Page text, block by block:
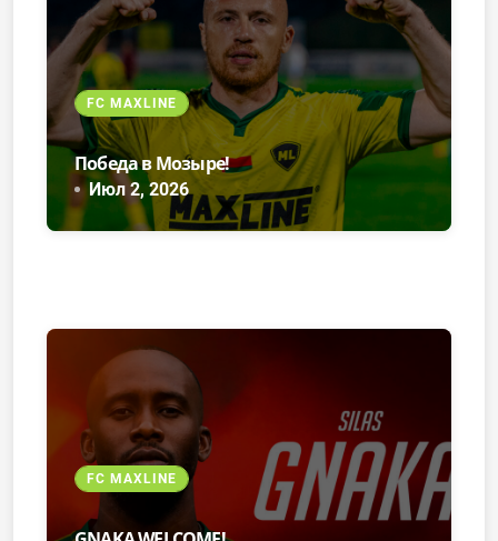
FC MAXLINE
Победа в Мозыре!
Июл 2, 2026
FC MAXLINE